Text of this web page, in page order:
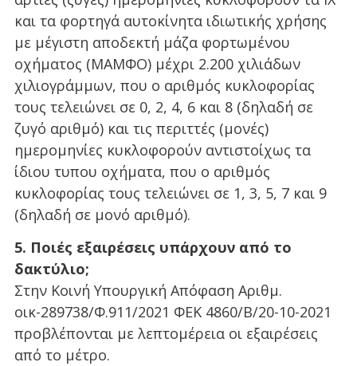
και τα φορτηγά αυτοκίνητα ιδιωτικής χρήσης
με μέγιστη αποδεκτή μάζα φορτωμένου
οχήματος (ΜΑΜΦΟ) μέχρι 2.200 χιλιάδων
χιλιογράμμων, που ο αριθμός κυκλοφορίας
τους τελειώνει σε 0, 2, 4, 6 και 8 (δηλαδή σε
ζυγό αριθμό) και τις περιττές (μονές)
ημερομηνίες κυκλοφορούν αντιστοίχως τα
ίδιου τυπου οχήματα, που ο αριθμός
κυκλοφορίας τους τελειώνει σε 1, 3, 5, 7 και 9
(δηλαδή σε μονό αριθμό).
5. Ποιές εξαιρέσεις υπάρχουν από το
δακτύλιο;
Στην Κοινή Υπουργική Απόφαση Αριθμ.
οικ-289738/Φ.911/2021 ΦΕΚ 4860/Β/20-10-2021
προβλέπονται με λεπτομέρεια οι εξαιρέσεις
από το μέτρο.